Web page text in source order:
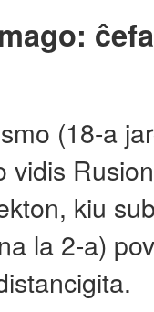
(18-a
vidis
kiu
la 2-a)